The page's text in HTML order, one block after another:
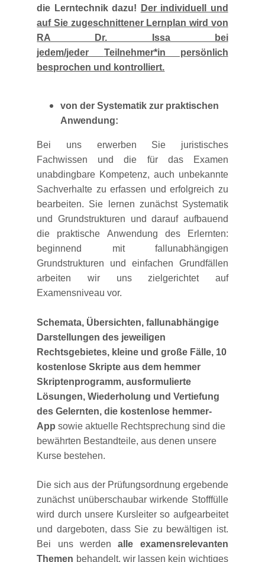
die Lerntechnik dazu!
Der individuell und
auf Sie zugeschnittener Lernplan wird von
RA Dr. Issa bei
jedem/jeder Teilnehmer*in persönlich
besprochen und kontrolliert.
von der Systematik zur praktischen
Anwendung:
Bei uns erwerben Sie juristisches
Fachwissen und die für das Examen
unabdingbare Kompetenz, auch unbekannte
Sachverhalte zu erfassen und erfolgreich zu
bearbeiten. Sie lernen zunächst Systematik
und Grundstrukturen und darauf aufbauend
die praktische Anwendung des Erlernten:
beginnend mit fallunabhängigen
Grundstrukturen und einfachen Grundfällen
arbeiten wir uns zielgerichtet auf
Examensniveau vor.
Schemata, Übersichten, fallunabhängige
Darstellungen des jeweiligen
Rechtsgebietes, kleine und große Fälle, 10
kostenlose Skripte aus dem hemmer
Skriptenprogramm, ausformulierte
Lösungen, Wiederholung und Vertiefung
des Gelernten, die kostenlose hemmer-
App sowie aktuelle Rechtsprechung sind die
bewährten Bestandteile, aus denen unsere
Kurse bestehen.
Die sich aus der Prüfungsordnung ergebende
zunächst unüberschaubar wirkende Stofffülle
wird durch unsere Kursleiter so aufgearbeitet
und dargeboten, dass Sie zu bewältigen ist.
Bei uns werdenalle examensrelevanten
Themen behandelt, wir lassen kein wichtiges